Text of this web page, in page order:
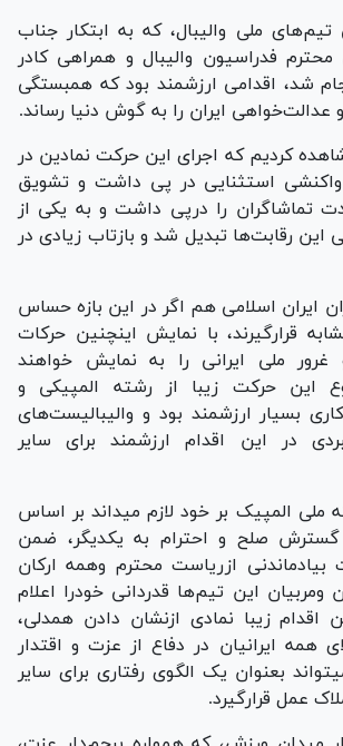
ملی والیبال، که به ابتکار جناب
فدراسیون والیبال و همراهی کادر
شد، اقدامی ارزشمند بود که همبستگی
ایران را به گوش دنیا رساند.
کردیم که اجرای این حرکت نمادین در
واکنشی استثنایی در پی داشت و تشویق
تماشاگران را درپی داشت و به یکی از
این رقابت‌ها تبدیل شد و بازتاب زیادی در
ایران اسلامی هم اگر در این بازه حساس
قرارگیرند، با نمایش اینچنین حرکات
ملی ایرانی را به نمایش خواهند
این حرکت زیبا از رشته المپیکی و
بسیار ارزشمند بود و والیبالیست‌های
در این اقدام ارزشمند برای سایر
ملی المپیک بر خود لازم میداند بر اساس
صلح و احترام به یکدیگر، ضمن
ازریاست محترم وهمه ارکان
ومربیان این تیم‌ها قدردانی خودرا اعلام
زیبا نمادی ازنشان دادن همدلی،
همه ایرانیان در دفاع از عزت و اقتدار
بعنوان یک الگوی رفتاری برای سایر
عمل قرارگیرد.